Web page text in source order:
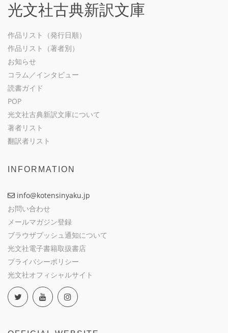
光文社古典新訳文庫
作品リスト（発行日順）
作品リスト（著者別）
お知らせ
コラム／インタビュー
読書ガイド
POP
光文社古典新訳文庫について
著者リスト
翻訳者リスト
INFORMATION
info@kotensinyaku.jp
お問い合わせ
メールマガジン登録
ブラウザプッシュ通知について
光文社電子書籍取扱書店
プライバシーポリシー
光文社オフィシャルサイト